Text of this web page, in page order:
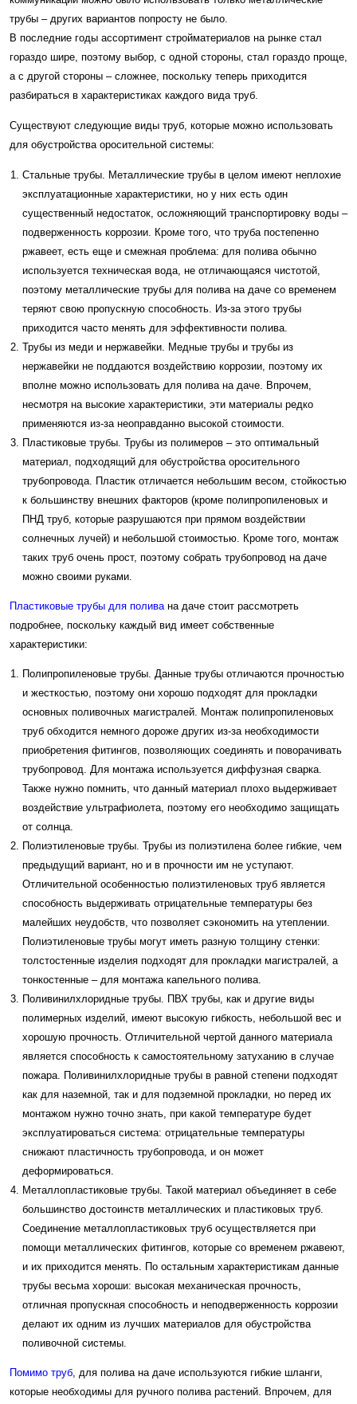
трубы – других вариантов попросту не было.
В последние годы ассортимент стройматериалов на рынке стал
гораздо шире, поэтому выбор, с одной стороны, стал гораздо проще,
а с другой стороны – сложнее, поскольку теперь приходится
разбираться в характеристиках каждого вида труб.
Существуют следующие виды труб, которые можно использовать
для обустройства оросительной системы:
Стальные трубы. Металлические трубы в целом имеют неплохие
эксплуатационные характеристики, но у них есть один
существенный недостаток, осложняющий транспортировку воды –
подверженность коррозии. Кроме того, что труба постепенно
ржавеет, есть еще и смежная проблема: для полива обычно
используется техническая вода, не отличающаяся чистотой,
поэтому металлические трубы для полива на даче со временем
теряют свою пропускную способность. Из-за этого трубы
приходится часто менять для эффективности полива.
Трубы из меди и нержавейки. Медные трубы и трубы из
нержавейки не поддаются воздействию коррозии, поэтому их
вполне можно использовать для полива на даче. Впрочем,
несмотря на высокие характеристики, эти материалы редко
применяются из-за неоправданно высокой стоимости.
Пластиковые трубы. Трубы из полимеров – это оптимальный
материал, подходящий для обустройства оросительного
трубопровода. Пластик отличается небольшим весом, стойкостью
к большинству внешних факторов (кроме полипропиленовых и
ПНД труб, которые разрушаются при прямом воздействии
солнечных лучей) и небольшой стоимостью. Кроме того, монтаж
таких труб очень прост, поэтому собрать трубопровод на даче
можно своими руками.
Пластиковые трубы для поливана даче стоит рассмотреть
подробнее, поскольку каждый вид имеет собственные
характеристики:
Полипропиленовые трубы. Данные трубы отличаются прочностью
и жесткостью, поэтому они хорошо подходят для прокладки
основных поливочных магистралей. Монтаж полипропиленовых
труб обходится немного дороже других из-за необходимости
приобретения фитингов, позволяющих соединять и поворачивать
трубопровод. Для монтажа используется диффузная сварка.
Также нужно помнить, что данный материал плохо выдерживает
воздействие ультрафиолета, поэтому его необходимо защищать
от солнца.
Полиэтиленовые трубы. Трубы из полиэтилена более гибкие, чем
предыдущий вариант, но и в прочности им не уступают.
Отличительной особенностью полиэтиленовых труб является
способность выдерживать отрицательные температуры без
малейших неудобств, что позволяет сэкономить на утеплении.
Полиэтиленовые трубы могут иметь разную толщину стенки:
толстостенные изделия подходят для прокладки магистралей, а
тонкостенные – для монтажа капельного полива.
Поливинилхлоридные трубы. ПВХ трубы, как и другие виды
полимерных изделий, имеют высокую гибкость, небольшой вес и
хорошую прочность. Отличительной чертой данного материала
является способность к самостоятельному затуханию в случае
пожара. Поливинилхлоридные трубы в равной степени подходят
как для наземной, так и для подземной прокладки, но перед их
монтажом нужно точно знать, при какой температуре будет
эксплуатироваться система: отрицательные температуры
снижают пластичность трубопровода, и он может
деформироваться.
Металлопластиковые трубы. Такой материал объединяет в себе
большинство достоинств металлических и пластиковых труб.
Соединение металлопластиковых труб осуществляется при
помощи металлических фитингов, которые со временем ржавеют,
и их приходится менять. По остальным характеристикам данные
трубы весьма хороши: высокая механическая прочность,
отличная пропускная способность и неподверженность коррозии
делают их одним из лучших материалов для обустройства
поливочной системы.
Помимо труб, для полива на даче используются гибкие шланги,
которые необходимы для ручного полива растений. Впрочем, для